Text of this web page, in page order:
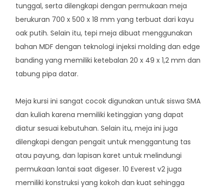
tunggal, serta dilengkapi dengan permukaan meja
berukuran 700 x 500 x 18 mm yang terbuat dari kayu
oak putih. Selain itu, tepi meja dibuat menggunakan
bahan MDF dengan teknologi injeksi molding dan edge
banding yang memiliki ketebalan 20 x 49 x 1,2 mm dan
tabung pipa datar.
Meja kursi ini sangat cocok digunakan untuk siswa SMA
dan kuliah karena memiliki ketinggian yang dapat
diatur sesuai kebutuhan. Selain itu, meja ini juga
dilengkapi dengan pengait untuk menggantung tas
atau payung, dan lapisan karet untuk melindungi
permukaan lantai saat digeser. 10 Everest v2 juga
memiliki konstruksi yang kokoh dan kuat sehingga